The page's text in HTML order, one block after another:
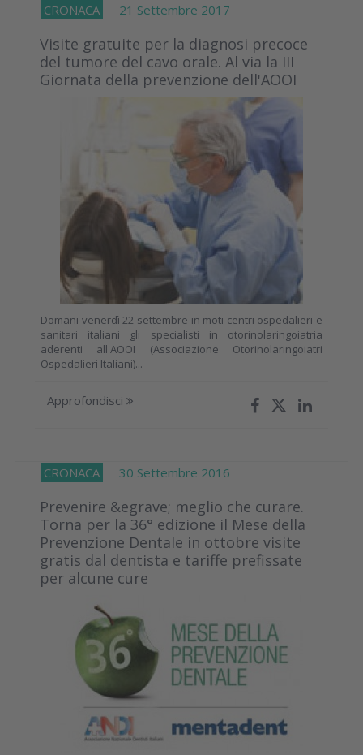
CRONACA 21 Settembre 2017
Visite gratuite per la diagnosi precoce
del tumore del cavo orale. Al via la III
Giornata della prevenzione dell'AOOI
Domani venerdì 22 settembre in moti centri ospedalieri e
sanitari italiani gli specialisti in otorinolaringoiatria
aderenti all'AOOI (Associazione Otorinolaringoiatri
Ospedalieri Italiani)...
Approfondisci
CRONACA 30 Settembre 2016
Prevenire &egrave; meglio che curare.
Torna per la 36° edizione il Mese della
Prevenzione Dentale in ottobre visite
gratis dal dentista e tariffe prefissate
per alcune cure